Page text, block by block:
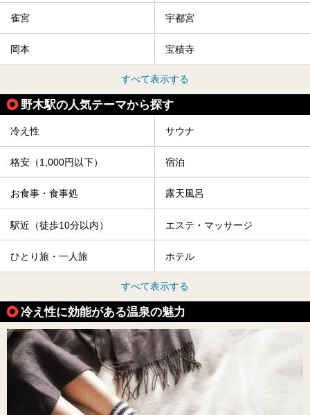
雀宮 宇都宮
岡本 宝積寺
すべて表示する
野木駅の人気テーマから探す
冷え性 サウナ
格安（1,000円以下） 宿泊
お食事・食事処 露天風呂
駅近（徒歩10分以内） エステ・マッサージ
ひとり旅・一人旅 ホテル
すべて表示する
冷え性に効能がある温泉の魅力